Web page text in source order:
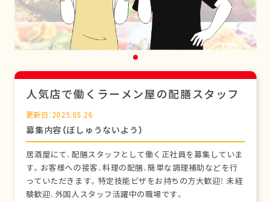
人気店で働くラーメン屋の配膳スタッフ
更新日：2025.05.26
募集内容（ぼしゅうないよう）
居酒屋にて、配膳スタッフとして働く正社員を募集していま
す。お客様への接客、料理の配膳、簡単な調理補助などを行
っていただきます。特定技能ビザをお持ちの方大歓迎！ 未経
験歓迎、外国人スタッフ活躍中の職場です。